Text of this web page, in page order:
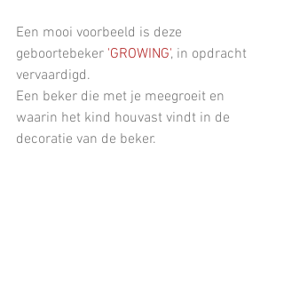
Een mooi voorbeeld is deze
geboortebeker 'GROWING', in opdracht
vervaardigd.
Een beker die met je meegroeit en
waarin het kind houvast vindt in de
decoratie van de beker.